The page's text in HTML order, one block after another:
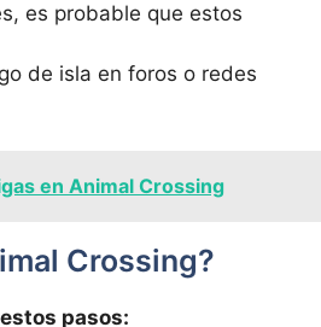
es probable⁢ que ⁣estos
de isla en foros o redes
en Animal Crossing
Crossing?
pasos: